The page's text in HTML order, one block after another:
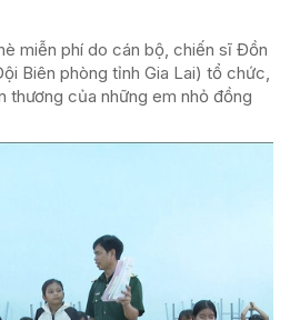
miễn phí do cán bộ, chiến sĩ Đồn
Biên phòng tỉnh Gia Lai) tổ chức,
thương của những em nhỏ đồng